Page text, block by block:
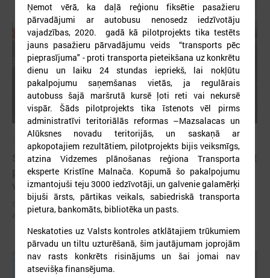
2025. gada 10. oktobris
Sabiedriskā transporta plānošanas pamatā ir jābūt
pieejamībai atbilstoši iedzīvotāju mobilitātes
vajadzībām
Sabiedriskā transporta plānošanas pamatā ir jābūt pieejamībai
atbilstoši iedzīvotāju mobilitātes vajadzībām
Ņemot vērā, ka daļā reģionu fiksētie pasažieru
pārvadājumi ar autobusu nenosedz iedzīvotāju
vajadzības, 2020. gadā kā pilotprojekts tika testēts
jauns pasažieru pārvadājumu veids “transports pēc
pieprasījuma" - proti transporta pieteikšana uz konkrētu
dienu un laiku 24 stundas iepriekš, lai nokļūtu
pakalpojumu saņemšanas vietās, ja regulārais
autobuss šajā maršrutā kursē ļoti reti vai nekursē
vispār. Šāds pilotprojekts tika īstenots vēl pirms
administratīvi teritoriālās reformas –Mazsalacas un
Alūksnes novadu teritorijās, un saskaņā ar
apkopotajiem rezultātiem, pilotprojekts bijis veiksmīgs,
atzina Vidzemes plānošanas reģiona Transporta
eksperte Kristīne Malnača. Kopumā šo pakalpojumu
izmantojuši teju 3000 iedzīvotāji, un galvenie galamērķi
bijuši ārsts, pārtikas veikals, sabiedriskā transporta
pietura, bankomāts, bibliotēka un pasts.
Neskatoties uz Valsts kontroles atklātajiem trūkumiem
pārvadu un tiltu uzturēšanā, šim jautājumam joprojām
nav rasts konkrēts risinājums un šai jomai nav
atsevišķa finansējuma.